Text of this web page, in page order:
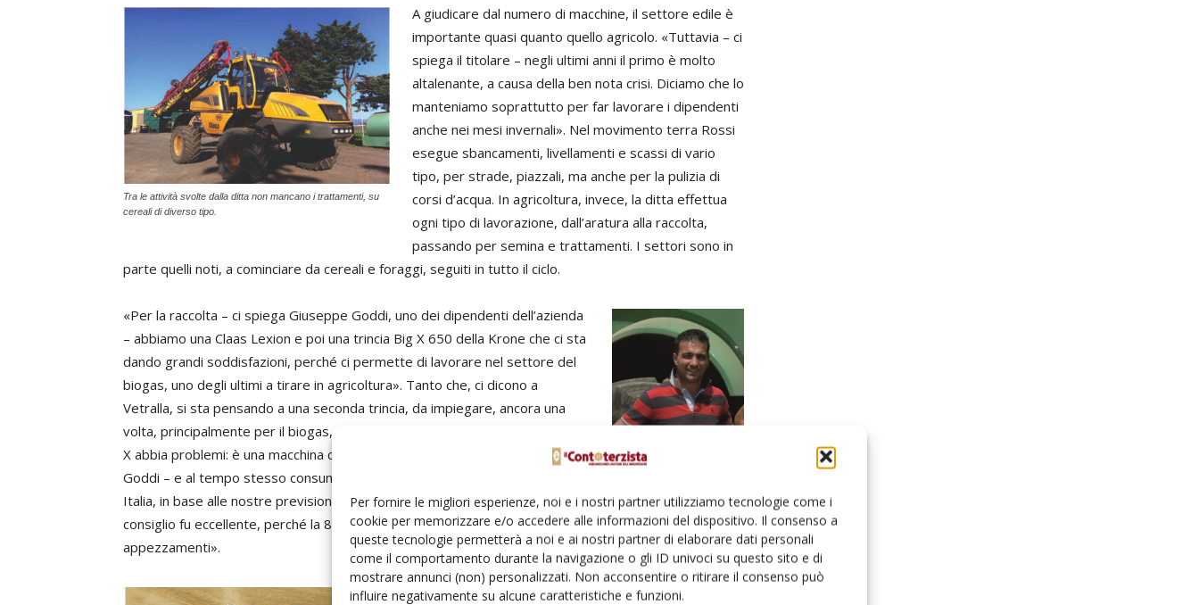
Per fornire le migliori esperienze, noi e i nostri partner utilizziamo tecnologie come i
cookie per memorizzare e/o accedere alle informazioni del dispositivo. Il consenso a
queste tecnologie permetterà a noi e ai nostri partner di elaborare dati personali
come il comportamento durante la navigazione o gli ID univoci su questo sito e di
mostrare annunci (non) personalizzati. Non acconsentire o ritirare il consenso può
influire negativamente su alcune caratteristiche e funzioni.
Tra le attività svolte dalla ditta non mancano i trattamenti, su
cereali di diverso tipo.
A giudicare dal numero di macchine, il settore edile è
importante quasi quanto quello agricolo. «Tuttavia – ci
spiega il titolare – negli ultimi anni il primo è molto
altalenante, a causa della ben nota crisi. Diciamo che lo
manteniamo soprattutto per far lavorare i dipendenti
anche nei mesi invernali». Nel movimento terra Rossi
esegue sbancamenti, livellamenti e scassi di vario
tipo, per strade, piazzali, ma anche per la pulizia di
corsi d’acqua. In agricoltura, invece, la ditta effettua
ogni tipo di lavorazione, dall’aratura alla raccolta,
passando per semina e trattamenti. I settori sono in
parte quelli noti, a cominciare da cereali e foraggi, seguiti in tutto il ciclo.
Giuseppe Goddi, uno dei
dipendenti di lungo corso della
ditta Rossi.
«Per la raccolta – ci spiega Giuseppe Goddi, uno dei dipendenti dell’azienda
– abbiamo una Claas Lexion e poi una trincia Big X 650 della Krone che ci sta
dando grandi soddisfazioni, perché ci permette di lavorare nel settore del
biogas, uno degli ultimi a tirare in agricoltura». Tanto che, ci dicono a
Vetralla, si sta pensando a una seconda trincia, da impiegare, ancora una
volta, principalmente per il biogas, acquisendo nuovi clienti. «Non che la Big
X abbia problemi: è una macchina con una buona produttività – aggiunge
Goddi – e al tempo stesso consumi accettabili. Ci fu consigliata da Krone
Italia, in base alle nostre previsioni di utilizzo, al posto della 850 e in effetti il
consiglio fu eccellente, perché la 850 sarebbe stata eccessiva per i nostri
appezzamenti».
Con la Big X Rossi arriva fino